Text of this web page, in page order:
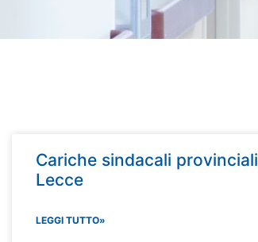
Cariche sindacali provinciali
Lecce
LEGGI TUTTO»